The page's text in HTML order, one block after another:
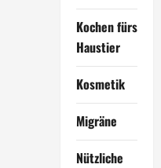
Kochen fürs
Haustier
Kosmetik
Migräne
Nützliche